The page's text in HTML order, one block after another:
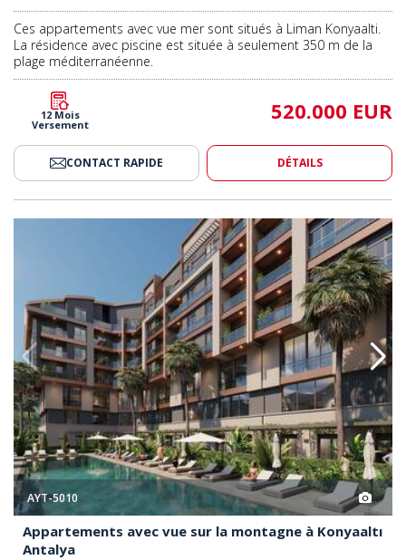
Ces appartements avec vue mer sont situés à Liman Konyaalti.
La résidence avec piscine est située à seulement 350 m de la
plage méditerranéenne.
12 Mois
Versement
520.000 EUR
CONTACT RAPIDE DÉTAILS
Appartements Avec Vue Sur La
AYT-5010
Appartements avec vue sur la montagne à Konyaaltı
Antalya